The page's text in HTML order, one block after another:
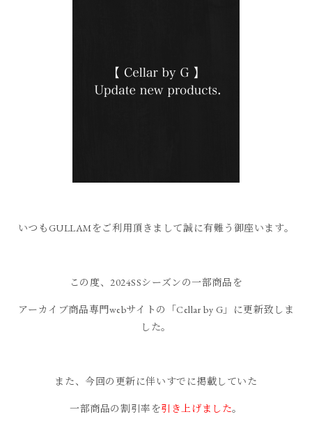
いつもGULLAMをご利用頂きまして誠に有難う御座います。
この度、2024SSシーズンの一部商品を
アーカイブ商品専門webサイトの「Cellar by G」に更新致しま
した。
また、今回の更新に伴いすでに掲載していた
一部商品の割引率を引き上げました。